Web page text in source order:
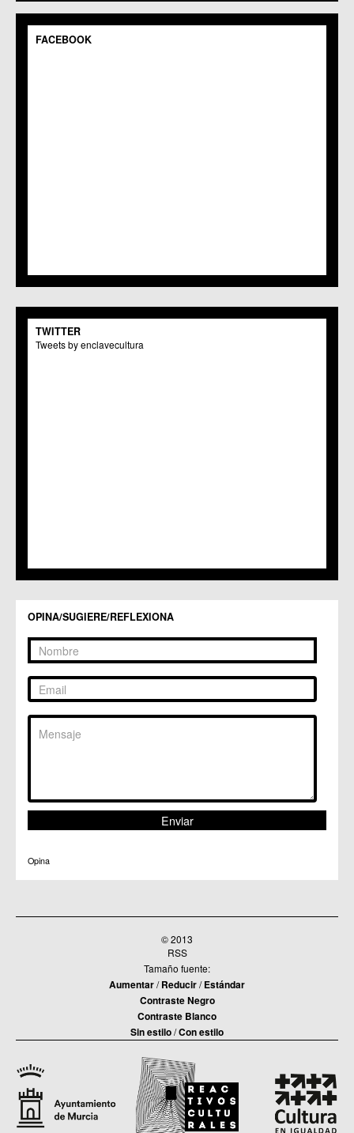
FACEBOOK
TWITTER
Tweets by enclavecultura
OPINA/SUGIERE/REFLEXIONA
Opina
© 2013
RSS
Tamaño fuente:
Aumentar/Reducir/Estándar
Contraste Negro
Contraste Blanco
Sin estilo/Con estilo